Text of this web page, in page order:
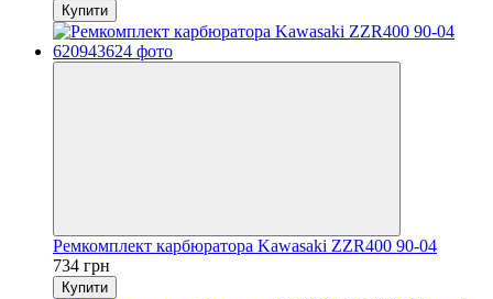
Купити
Ремкомплект карбюратора Kawasaki ZZR400 90-04
734 грн
Купити